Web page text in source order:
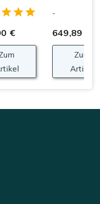
Empty
-
€ 649,89 €
Zum
Artikel